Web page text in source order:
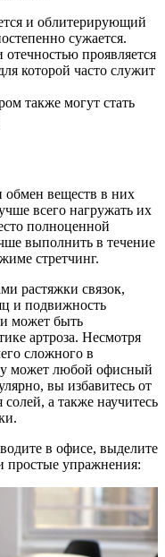
и облитерирующий
сужается.
проявляется
которой часто служит
также могут стать
обмен веществ в них
всего нагружать их
полноценной
выполнить в течение
стретчинг.
растяжки связок,
и подвижность
может быть
артроза. Несмотря
сложного в
может любой офисный
вы избавитесь от
а также научитесь
в офисе, выделите
простые упражнения: